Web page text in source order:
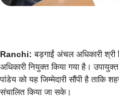
Ranchi: बड़गाईं अंचल अधिकारी
अधिकारी नियुक्त किया गया है।
पांडेय को यह जिम्मेदारी सौंपी है ताकि
संचालित किया जा सके।